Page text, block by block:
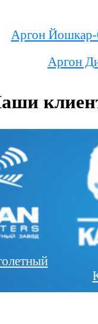
Аргон
Аргон